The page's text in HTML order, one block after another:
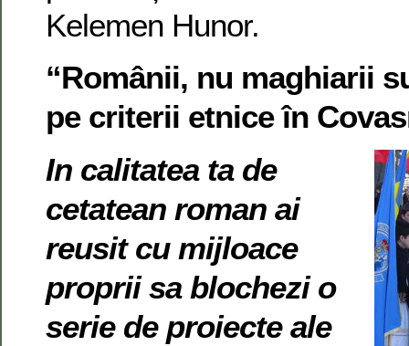
Kelemen Hunor.
“Românii, nu maghiarii
pe criterii etnice în
In calitatea ta de
cetatean roman ai
reusit cu mijloace
proprii sa blochezi o
serie de proiecte ale